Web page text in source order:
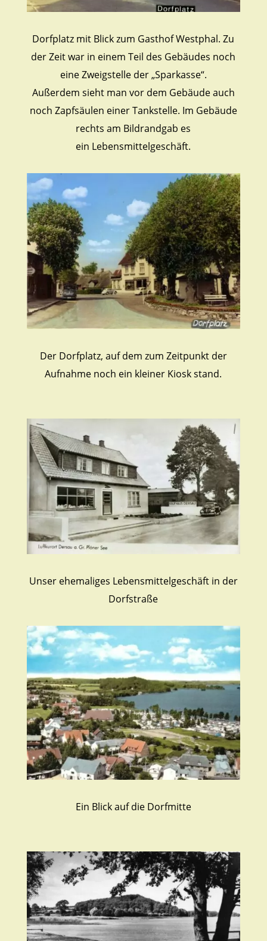
Dorfplatz mit Blick zum Gasthof Westphal. Zu
der Zeit war in einem Teil des Gebäudes noch
eine Zweigstelle der „Sparkasse“.
Außerdem sieht man vor dem Gebäude auch
noch Zapfsäulen einer Tankstelle. Im Gebäude
rechts am Bildrandgab es
ein Lebensmittelgeschäft.
Der Dorfplatz, auf dem zum Zeitpunkt der
Aufnahme noch ein kleiner Kiosk stand.
Unser ehemaliges Lebensmittelgeschäft in der
Dorfstraße
Ein Blick auf die Dorfmitte